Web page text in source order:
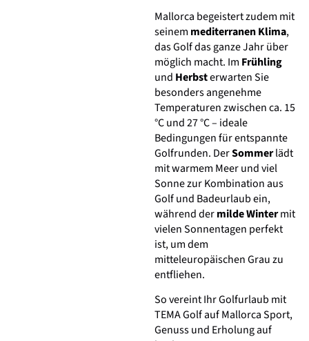
Mallorca begeistert zudem mit
seinem mediterranen Klima,
das Golf das ganze Jahr über
möglich macht. Im Frühling
und Herbsterwarten Sie
besonders angenehme
Temperaturen zwischen ca. 15
°C und 27 °C – ideale
Bedingungen für entspannte
Golfrunden. DerSommerlädt
mit warmem Meer und viel
Sonne zur Kombination aus
Golf und Badeurlaub ein,
während dermilde Wintermit
vielen Sonnentagen perfekt
ist, um dem
mitteleuropäischen Grau zu
entfliehen.
So vereint Ihr Golfurlaub mit
TEMA Golf auf Mallorca Sport,
Genuss und Erholung auf